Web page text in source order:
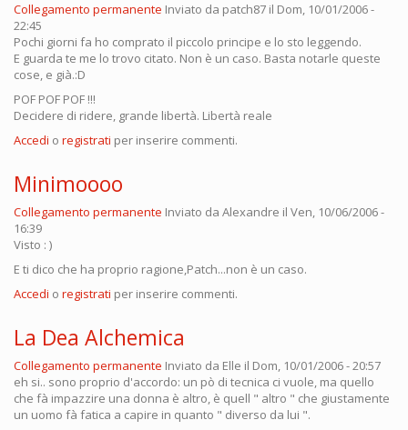
Collegamento permanente Inviato da patch87 il Dom, 10/01/2006 -
22:45
Pochi giorni fa ho comprato il piccolo principe e lo sto leggendo.
E guarda te me lo trovo citato. Non è un caso. Basta notarle queste
cose, e già.:D
POF POF POF !!!
Decidere di ridere, grande libertà. Libertà reale
Accedi o registrati per inserire commenti.
Minimoooo
Collegamento permanente Inviato da Alexandre il Ven, 10/06/2006 -
16:39
Visto : )
E ti dico che ha proprio ragione,Patch...non è un caso.
Accedi o registrati per inserire commenti.
La Dea Alchemica
Collegamento permanente Inviato da Elle il Dom, 10/01/2006 - 20:57
eh si.. sono proprio d'accordo: un pò di tecnica ci vuole, ma quello
che fà impazzire una donna è altro, è quell " altro " che giustamente
un uomo fà fatica a capire in quanto " diverso da lui ".